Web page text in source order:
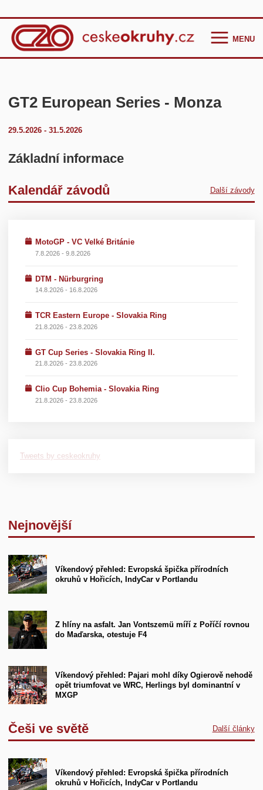
MENU
TCR Eastern Europe
F4 CEZ
Ostatní
Kontakt
GT2 European Series - Monza
29.5.2026 - 31.5.2026
Základní informace
Kalendář závodů Další závody
MotoGP - VC Velké Británie
7.8.2026 - 9.8.2026
DTM - Nürburgring
14.8.2026 - 16.8.2026
TCR Eastern Europe - Slovakia Ring
21.8.2026 - 23.8.2026
GT Cup Series - Slovakia Ring II.
21.8.2026 - 23.8.2026
Clio Cup Bohemia - Slovakia Ring
21.8.2026 - 23.8.2026
Tweets by ceskeokruhy
Nejnovější
Víkendový přehled: Evropská špička přírodních
okruhů v Hořicích, IndyCar v Portlandu
Z hlíny na asfalt. Jan Vontszemü míří z Poříčí rovnou
do Maďarska, otestuje F4
Víkendový přehled: Pajari mohl díky Ogierově nehodě
opět triumfovat ve WRC, Herlings byl dominantní v
MXGP
Češi ve světě Další články
Víkendový přehled: Evropská špička přírodních
okruhů v Hořicích, IndyCar v Portlandu